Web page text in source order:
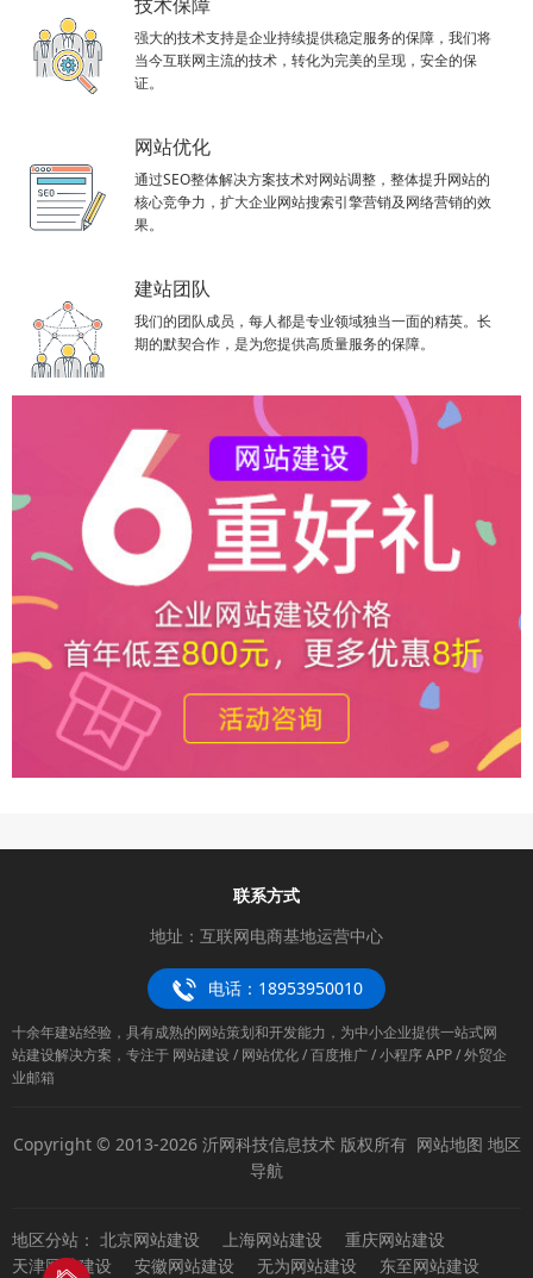
技术保障
强大的技术支持是企业持续提供稳定服务的保障，我们将
当今互联网主流的技术，转化为完美的呈现，安全的保
证。
网站优化
通过SEO整体解决方案技术对网站调整，整体提升网站的
核心竞争力，扩大企业网站搜索引擎营销及网络营销的效
果。
建站团队
我们的团队成员，每人都是专业领域独当一面的精英。长
期的默契合作，是为您提供高质量服务的保障。
联系方式
地址：互联网电商基地运营中心
电话：18953950010
十余年建站经验，具有成熟的网站策划和开发能力，为中小企业提供一站式网
站建设解决方案，专注于 网站建设 / 网站优化 / 百度推广 / 小程序 APP / 外贸企
业邮箱
Copyright © 2013-2026 沂网科技信息技术 版权所有 网站地图 地区
导航
地区分站： 北京网站建设 上海网站建设
重庆网站建设
天津网站建设
安徽网站建设 无为网站建设 东至网站建设